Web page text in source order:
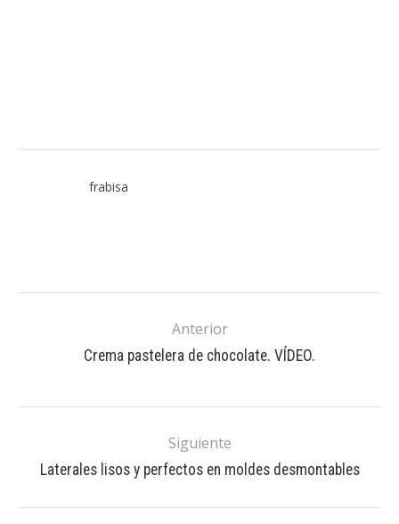
frabisa
Anterior
Crema pastelera de chocolate. VÍDEO.
Siguiente
Laterales lisos y perfectos en moldes desmontables